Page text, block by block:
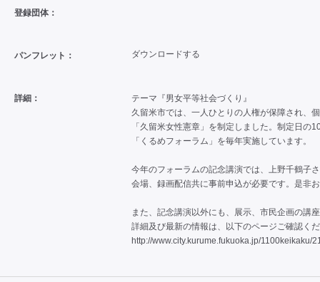
登録団体：
パンフレット： ダウンロードする
詳細：
テーマ『男女平等社会づくり』
久留米市では、一人ひとりの人権が保障され、
「久留米女性憲章」を制定しました。制定日
「くるめフォーラム」を毎年実施しています。
今年のフォーラムの記念講演では、上野千鶴子
会場、録画配信共に事前申込が必要です。是非
また、記念講演以外にも、展示、市民企画の講
詳細及び最新の情報は、以下のページご確認く
http://www.city.kurume.fukuoka.jp/